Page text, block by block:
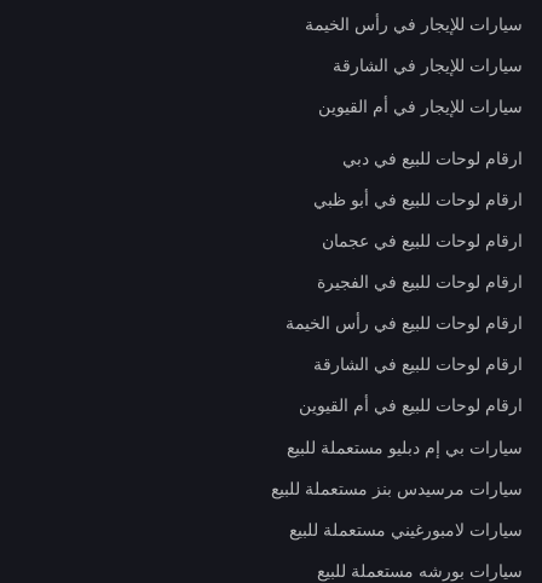
سيارات للإيجار في رأس الخيمة
سيارات للإيجار في الشارقة
سيارات للإيجار في أم القيوين
ارقام لوحات للبيع في دبي
ارقام لوحات للبيع في أبو ظبي
ارقام لوحات للبيع في عجمان
ارقام لوحات للبيع في الفجيرة
ارقام لوحات للبيع في رأس الخيمة
ارقام لوحات للبيع في الشارقة
ارقام لوحات للبيع في أم القيوين
سيارات بي إم دبليو مستعملة للبيع
سيارات مرسيدس بنز مستعملة للبيع
سيارات لامبورغيني مستعملة للبيع
سيارات بورشه مستعملة للبيع